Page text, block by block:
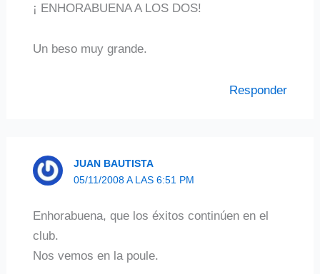
¡ ENHORABUENA A LOS DOS!
Un beso muy grande.
Responder
JUAN BAUTISTA
05/11/2008 A LAS 6:51 PM
Enhorabuena, que los éxitos continúen en el
club.
Nos vemos en la poule.